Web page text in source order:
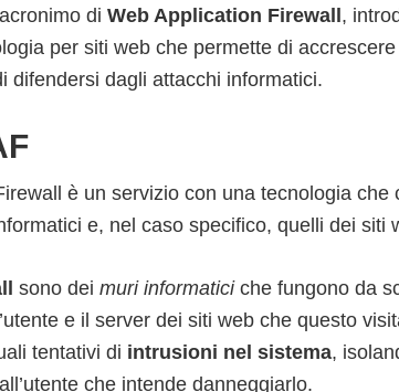
di Web Application Firewall ,
per siti web che permette di
difendersi dagli attacchi informatici.
è un servizio con una tecnologia che
e, nel caso specifico, quelli dei siti
sono dei muri informaticiche fungono da
e il server dei siti web che questo
tentativi di intrusioni nel sistema,
che intende danneggiarlo.